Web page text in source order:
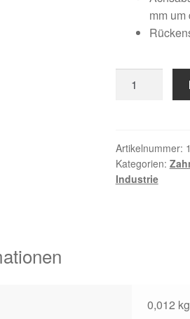
mm
DT5
Menge
Artikelnummer:
Kategorien:
Industrie
0,012 kg